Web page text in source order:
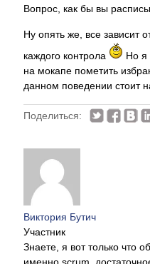
Вопрос, как бы вы
Ну опять же, все зависит
каждого контрола
Но я
на мокапе пометить
данном поведении стоит
Поделиться:
Виктория Бутич
Участник
Знаете, я вот только что